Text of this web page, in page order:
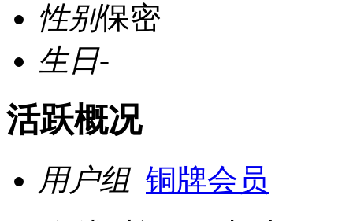
性别保密
生日-
活跃概况
用户组 铜牌会员